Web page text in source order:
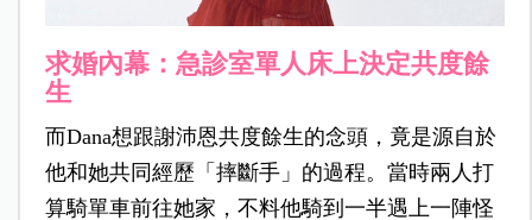
求婚內幕：急診室單人床上決定共度餘
生
而Dana想跟謝沛恩共度餘生的念頭，竟是源自於
他和她共同經歷「摔斷手」的過程。當時兩人打
算騎單車前往她家，不料他騎到一半遇上一陣怪